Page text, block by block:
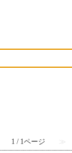
1 / 1ページ ≫